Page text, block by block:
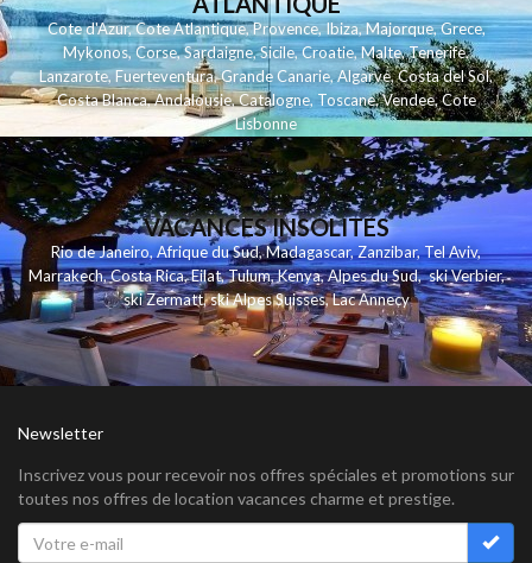
Cote d'Azur,Cote Atlantique,Provence,Ibiza,Majorque,Grece,
Mykonos,Corse,Sardaigne,Sicile,Croatie,Malte,Tenerife,
Lanzarote,Fuerteventura,Grande Canarie,Algarve,Costa del Sol,
Costa Blanca,Andalousie,Catalogne,Toscane,Vendee,Cote
Lisbonne
VACANCES INSOLITES
Rio de Janeiro,Afrique du Sud,Madagascar,Zanzibar,Tel Aviv,
Marrakech,Costa Rica,Eilat,Tulum,Kenya,Alpes du Sud,ski Verbier,
ski Zermatt,ski Alpes Suisses,Lac Annecy
Newsletter
Inscrivez vous pour recevoir nos offres spéciales et promotions sur
toutes nos offres de location vacances charme et prestige.